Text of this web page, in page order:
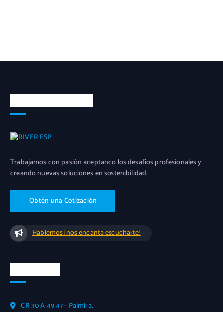
Trabajamos con pasión aceptando los desafíos profesionales y
creando nuevas soluciones en sostenibilidad.
Obtén unaCotización
Hablemos ¡nos encanta escucharte!
CR 30 A 49 47 - Palmira,